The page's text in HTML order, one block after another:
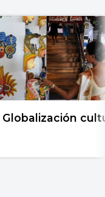
Globalización